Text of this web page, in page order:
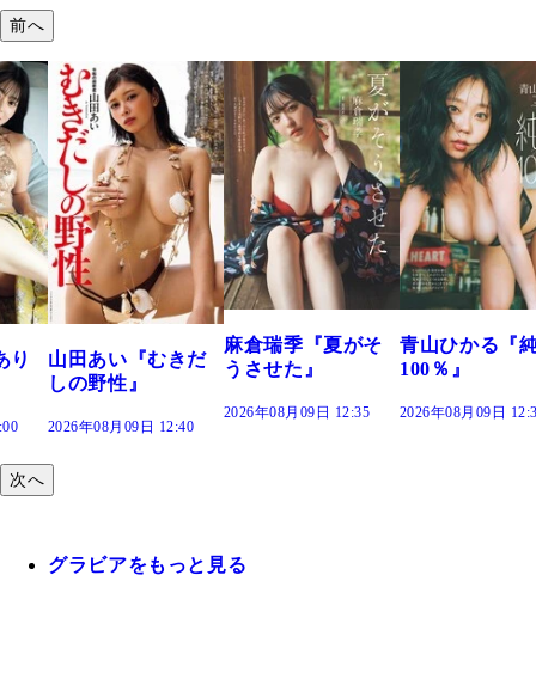
前へ
だ
麻倉瑞季『夏がそ
うさせた』
青山ひかる『純度
100％』
2026年08月09日 12:30
溝端 葵『もう
つの、あおい
で。』
2026年08月09日
次へ
グラビアをもっと見る